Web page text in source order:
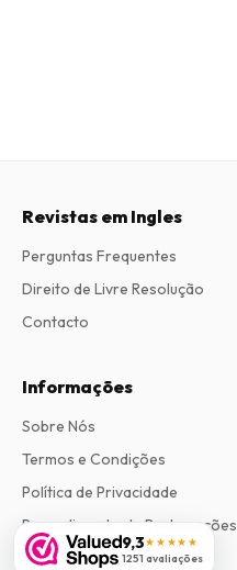
9,3★★★★★
1251 avaliações
Revistas em Ingles
Perguntas Frequentes
Direito de Livre Resolução
Contacto
Informações
Sobre Nós
Termos e Condições
Política de Privacidade
Procedimento de Reclamações